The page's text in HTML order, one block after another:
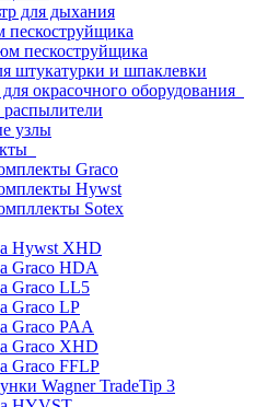
для дыхания
пескоструйщика
штукатурки и шпаклевки
окрасочного оборудования
узлы
Graco
Hywst
Sotex
Hywst XHD
Graco HDA
Graco LL5
Graco LP
Graco PAA
Graco XHD
Graco FFLP
Wagner TradeTip 3